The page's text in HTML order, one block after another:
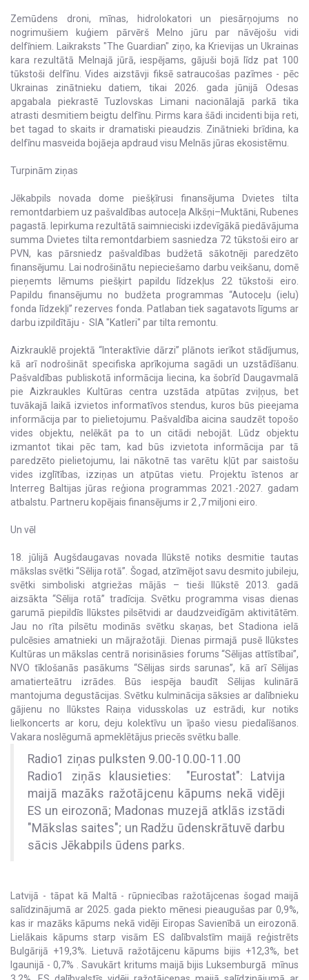
Zemūdens droni, mīnas, hidrolokatori un piesārņojums no
nogrimušiem kuģiem pārvērš Melno jūru par nāvējošu vidi
delfīniem. Laikraksts "The Guardian" ziņo, ka Krievijas un Ukrainas
kara rezultātā Melnajā jūrā, iespējams, gājuši bojā līdz pat 100
tūkstoši delfīnu. Vides aizstāvji fiksē satraucošas pazīmes - pēc
Ukrainas zinātnieku datiem, tikai 2026. gada jūnijā Odesas
apgabala piekrastē Tuzlovskas Limani nacionālajā parkā tika
atrasti desmitiem beigtu delfīnu. Pirms kara šādi incidenti bija reti,
bet tagad to skaits ir dramatiski pieaudzis. Zinātnieki brīdina, ka
delfīnu masveida bojāeja apdraud visu Melnās jūras ekosistēmu.
Turpinām ziņas
Jēkabpils novada dome piešķīrusi finansējuma Dvietes tilta
remontdarbiem uz pašvaldības autoceļa Alkšņi–Muktāni, Rubenes
pagastā. Iepirkuma rezultātā saimnieciski izdevīgākā piedāvājuma
summa Dvietes tilta remontdarbiem sasniedza 72 tūkstoši eiro ar
PVN, kas pārsniedz pašvaldības budžetā sākotnēji paredzēto
finansējumu. Lai nodrošinātu nepieciešamo darbu veikšanu, domē
pieņemts lēmums piešķirt papildu līdzekļus 22 tūkstoši eiro.
Papildu finansējumu no budžeta programmas “Autoceļu (ielu)
fonda līdzekļi” rezerves fonda. Patlaban tiek sagatavots līgums ar
darbu izpildītāju - SIA "Katleri" par tilta remontu.
Aizkrauklē projektā “Interaktīvie dārzi” plānots ierīkot stādījumus,
kā arī nodrošināt specifiska aprīkojuma sagādi un uzstādīšanu.
Pašvaldības publiskotā informācija liecina, ka šobrīd Daugavmalā
pie Aizkraukles Kultūras centra uzstāda atpūtas zviļņus, bet
tuvākajā laikā izvietos informatīvos stendus, kuros būs pieejama
informācija par to pielietojumu. Pašvaldība aicina saudzēt topošo
vides objektu, nelēkāt pa to un citādi nebojāt. Lūdz objektu
izmantot tikai pēc tam, kad būs izvietota informācija par tā
paredzēto pielietojumu, lai nākotnē tas varētu kļūt par saistošu
vides izglītības, izziņas un atpūtas vietu. Projektu īstenos ar
Interreg Baltijas jūras reģiona programmas 2021.-2027. gadam
atbalstu. Partneru kopējais finansējums ir 2 ,7 miljoni eiro.
Un vēl
18. jūlijā Augšdaugavas novada Ilūkstē notiks desmitie tautas
mākslas svētki “Sēlija rotā”. Šogad, atzīmējot savu desmito jubileju,
svētki simboliski atgriežas mājās – tieši Ilūkstē 2013. gadā
aizsākta “Sēlija rotā” tradīcija. Svētku programma visas dienas
garumā piepildīs Ilūkstes pilsētvidi ar daudzveidīgām aktivitātēm.
Jau no rīta pilsētu modinās svētku skaņas, bet Stadiona ielā
pulcēsies amatnieki un mājražotāji. Dienas pirmajā pusē Ilūkstes
Kultūras un mākslas centrā norisināsies forums “Sēlijas attīstībai”,
NVO tīklošanās pasākums “Sēlijas sirds sarunas”, kā arī Sēlijas
amatierteātru izrādes. Būs iespēja baudīt Sēlijas kulinārā
mantojuma degustācijas. Svētku kulminācija sāksies ar dalībnieku
gājienu no Ilūkstes Raiņa vidusskolas uz estrādi, kur notiks
lielkoncerts ar koru, deju kolektīvu un īpašo viesu piedalīšanos.
Vakara noslēgumā apmeklētājus priecēs svētku balle.
Radio1 ziņas pulksten 9.00-10.00-11.00
Radio1 ziņās klausieties: "Eurostat": Latvija
maijā mazāks ražotājcenu kāpums nekā vidēji
ES un eirozonā; Madonas muzejā atklās izstādi
"Mākslas saites"; un Radžu ūdenskrātuvē darbu
sācis Jēkabpils ūdens parks.
Latvijā - tāpat kā Maltā - rūpniecības ražotājcenas šogad maijā
salīdzinājumā ar 2025. gada piekto mēnesi pieaugušas par 0,9%,
kas ir mazāks kāpums nekā vidēji Eiropas Savienībā un eirozonā.
Lielākais kāpums starp visām ES dalībvalstīm maijā reģistrēts
Bulgārijā +19,3%. Lietuvā ražotājcenu kāpums bijis +12,3%, bet
Igaunijā - 0,7% . Savukārt kritums maijā bijis Luksemburgā mīnus